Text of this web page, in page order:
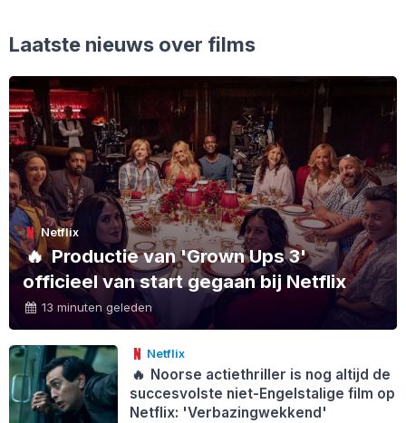
Laatste nieuws over films
Netflix
🔥Productie van 'Grown Ups 3'
officieel van start gegaan bij Netflix
13 minuten geleden
Netflix
🔥 Noorse actiethriller is nog altijd de
succesvolste niet-Engelstalige film op
Netflix: 'Verbazingwekkend'